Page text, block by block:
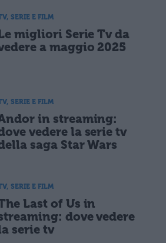
SERIE E FILM
migliori Serie Tv da
a maggio 2025
SERIE E FILM
in streaming:
vedere la serie tv
saga Star Wars
SERIE E FILM
Last of Us in
dove vedere
serie tv